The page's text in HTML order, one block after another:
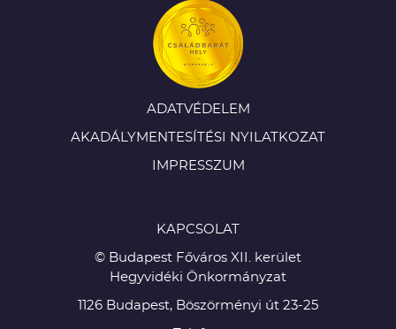
ADATVÉDELEM
AKADÁLYMENTESÍTÉSI NYILATKOZAT
IMPRESSZUM
KAPCSOLAT
© Budapest Főváros XII. kerület
Hegyvidéki Önkormányzat
1126 Budapest, Böszörményi út 23-25